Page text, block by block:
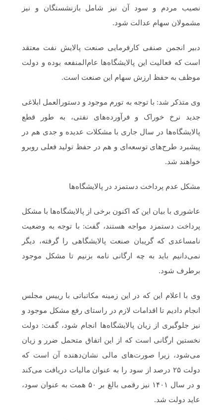
نصیب مردم و سود آن نیز شامل بازنشستگان و نیز
مشمولان سهام عدالت شود.
دبیر انجمن صنفی کارفرمایی صنعت پالایش نفت معتقد
است که فعالیت این پالایشگاه‌ها عام‌المنفعه بوده و دولت
موظف به حفظ ارزش سهام این صنعت است.
وی متذکر شد: با توجه به تورم موجود و دستورالعمل ابلاغی
جدید نرخ خوراک و فرآورده‌های نفتی، به طور قطع
پالایشگاه‌ها در سال جاری با مشکلات عدیده و جدی هم در
پیشبرد طرح‌های توسعه‌ای و هم در حفظ تولید فعلی روبرو
خواهند شد.
مشکل عدم پرداخت دستمزد در پالایشگاه‌ها
عاشوری با بیان این که اکنون برخی از پالایشگاه‌ها با مشکل
پرداخت دستمزد مواجه هستند، گفت: با توجه به وضعیت
نامساعدی که گریبان صنعت پالایشگاهی را گرفته، دیگر
نمی‌دانیم باید به چه ارگانی نامه بزنیم تا مشکل موجود
برطرف شود.
وی با اعلام این که در این زمینه مکاتباتی با رییس مجلس
انجام دادیم تا اقدامات لازم در راستای رفع مشکل موجود و
نیز جلوگیری از زیان پالایشگاه‌ها انجام شود، گفت: دولت
نخستین ارگانی است که از این اتفاق متحمل ضرر و زیان
می‌شود، زیرا صورت‌های مالی نشان‌دهنده آن است که
دولت ۲۵ درصد از سود را به عنوان مالیات دریافت می‌کند
و در سال ۱۴۰۱ نیز رقمی بالغ بر ۵۰ همت به عنوان سود،
عاید دولت شد.